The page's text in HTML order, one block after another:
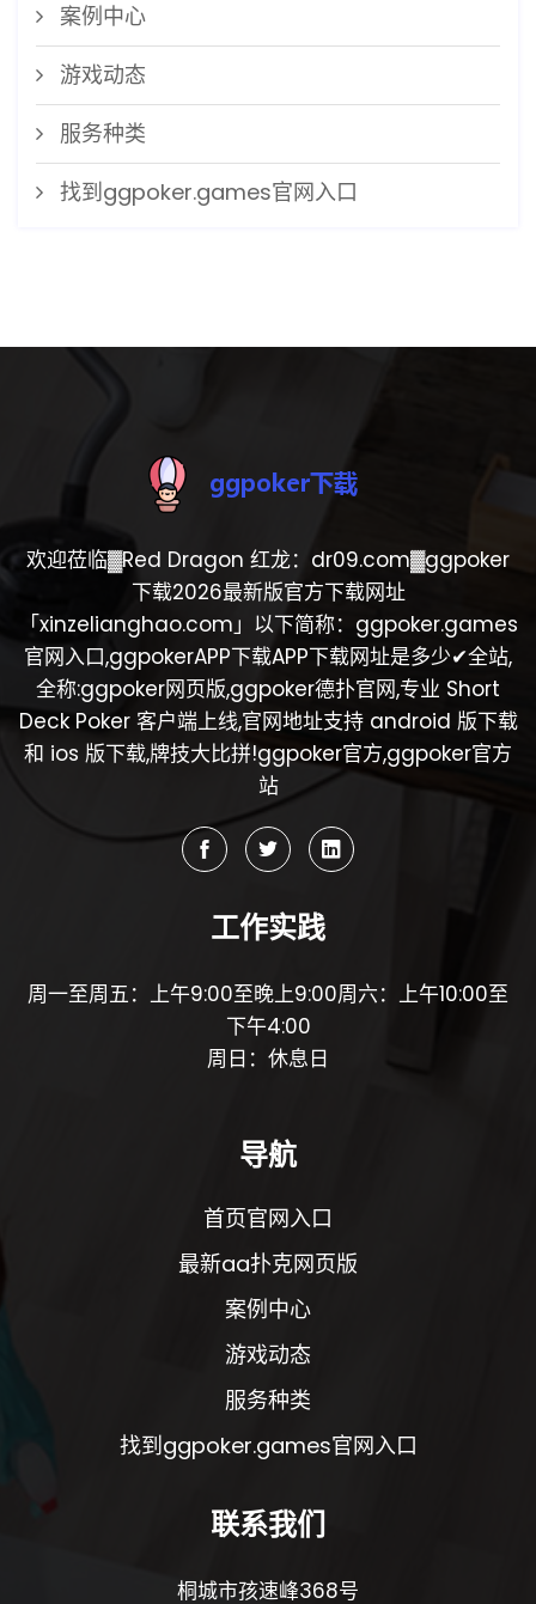
案例中心
游戏动态
服务种类
找到ggpoker.games官网入口
欢迎莅临▓Red Dragon 红龙：dr09.com▓ggpoker
下载2026最新版官方下载网址
「xinzelianghao.com」以下简称：ggpoker.games
官网入口,ggpokerAPP下载APP下载网址是多少✔全站,
全称:ggpoker网页版,ggpoker德扑官网,专业 Short
Deck Poker 客户端上线,官网地址支持 android 版下载
和 ios 版下载,牌技大比拼!ggpoker官方,ggpoker官方
站
工作实践
周一至周五：上午9:00至晚上9:00周六：上午10:00至
下午4:00
周日：休息日
导航
首页官网入口
最新aa扑克网页版
案例中心
游戏动态
服务种类
找到ggpoker.games官网入口
联系我们
桐城市孩速峰368号